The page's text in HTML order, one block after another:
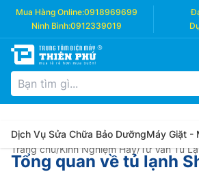
Mua Hàng Online:0918969699
Ninh Bình:0912339019
Dịch Vụ Sửa Chữa Bảo DưỡngMáy Giặt -
Trang chủ/Kinh Nghiệm Hay/Tư Vấn Tủ
Tổng quan về tủ lạnh